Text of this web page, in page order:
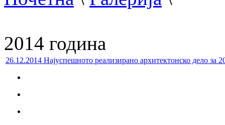
2014 година
26.12.2014 Најуспешното реализирано архитектонско дело за